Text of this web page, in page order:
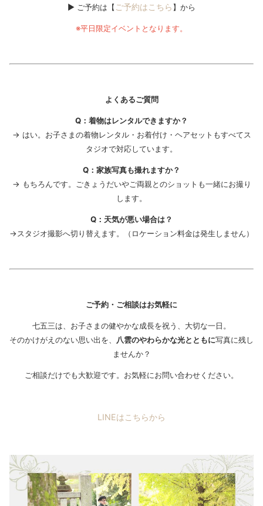
▶ ご予約は【 ご予約はこちら】から
※平日限定イベントとなります。
よくあるご質問
Q：着物はレンタルできますか？
→ はい。お子さまの着物レンタル・お着付け・ヘアセットもすべてス
タジオで対応しています。
Q：家族写真も撮れますか？
→ もちろんです。ごきょうだいやご両親とのショットも一緒にお撮り
します。
Q：天気が悪い場合は？
→スタジオ撮影へ切り替えます。（ロケーション料金は発生しません）
ご予約・ご相談はお気軽に
七五三は、お子さまの健やかな成長を祝う、大切な一日。
そのかけがえのない思い出を、 八雲のやわらかな光とともに写真に残し
ませんか？
ご相談だけでも大歓迎です。お気軽にお問い合わせください。
LINEはこちらから